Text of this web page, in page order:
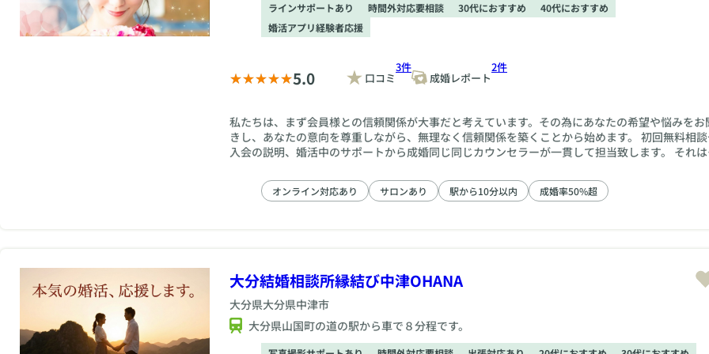
ラインサポートあり 時間外対応要相談 30代におすすめ
40代におすすめ
婚活アプリ経験者応援
5.0 口コミ
3件
成婚レポート
2件
私たちは、まず会員様との信頼関係が大事だと考えています。その為にあなたの希望や悩みをお
きし、あなたの意向を尊重しながら、無理なく信頼関係を築くことから始めます。 初回無料相
入会の説明、婚活中のサポートから成婚同じ同じカウンセラーが一貫して担当致します。 それ
れています。
オンライン対応あり サロンあり 駅から10分以内 成婚率50%超
大分結婚相談所縁結び中津OHANA
大分県大分県中津市
大分県山国町の道の駅から車で８分程です。